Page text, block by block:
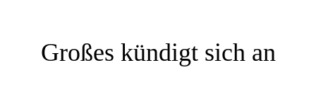
Großes kündigt sich an